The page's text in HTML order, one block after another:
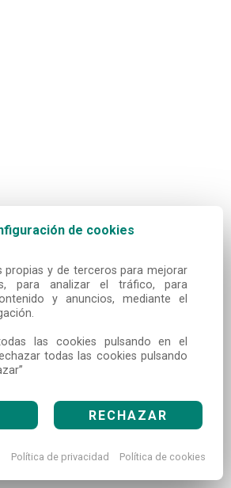
de cookies
propias y de terceros para mejorar
para analizar el tráfico, para
y anuncios, mediante el
las cookies pulsando en el
todas las cookies pulsando
RECHAZAR
Política de privacidad Política de cookies